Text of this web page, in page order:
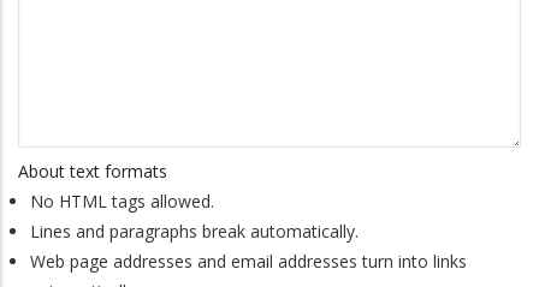
About text formats
No HTML tags allowed.
Lines and paragraphs break automatically.
Web page addresses and email addresses turn into links